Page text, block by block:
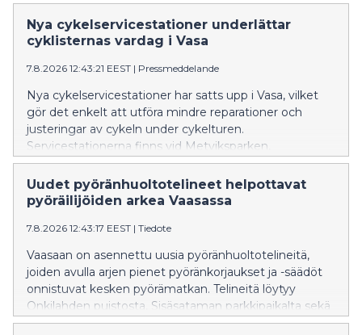
Nya cykelservicestationer underlättar
cyklisternas vardag i Vasa
7.8.2026 12:43:21 EEST | Pressmeddelande
Nya cykelservicestationer har satts upp i Vasa, vilket
gör det enkelt att utföra mindre reparationer och
justeringar av cykeln under cykelturen.
Servicestationerna finns vid Metviksparken,
parkeringen i Inre hamnen och cykelgaraget vid
Resecentret.
Uudet pyöränhuoltotelineet helpottavat
pyöräilijöiden arkea Vaasassa
7.8.2026 12:43:17 EEST | Tiedote
Vaasaan on asennettu uusia pyöränhuoltotelineitä,
joiden avulla arjen pienet pyöränkorjaukset ja -säädöt
onnistuvat kesken pyörämatkan. Telineitä löytyy
Onkilahden puistosta, Sisäsataman parkkipaikalta sekä
Matkakeskuksen pyörätallista.